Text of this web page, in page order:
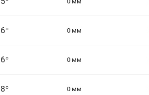
° 0мм
° 0мм
° 0мм